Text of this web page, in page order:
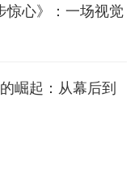
惊心》：一场视觉
崛起：从幕后到